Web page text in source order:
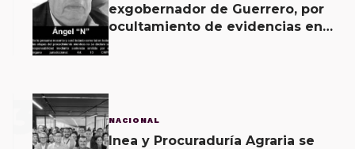
exgobernador de Guerrero, por
ocultamiento de evidencias en
3 NACIONAL
Inea y Procuraduría Agraria se